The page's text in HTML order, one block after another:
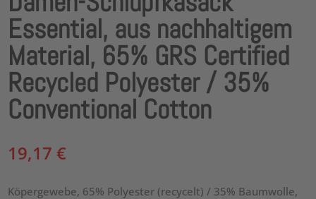
Essential, aus nachhaltigem
Material, 65% GRS Certified
Recycled Polyester / 35%
Conventional Cotton
19,17€
Köpergewebe, 65% Polyester (recycelt) / 35% Baumwolle,